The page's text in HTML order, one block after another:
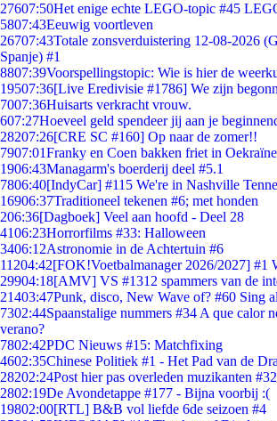
27607:50Het enige echte LEGO-topic #45
5807:43Eeuwig voortleven
26707:43Totale zonsverduistering 12-08-2026
Spanje) #1
8807:39Voorspellingstopic: Wie is hier de
19507:36[Live Eredivisie #1786] We zijn
7007:36Huisarts verkracht vrouw.
607:27Hoeveel geld spendeer jij aan je
28207:26[CRE SC #160] Op naar de zomer!!
7907:01Franky en Coen bakken friet in
1906:43Managarm's boerderij deel #5.1
7806:40[IndyCar] #115 We're in Nashville
16906:37Traditioneel tekenen #6; met honden
206:36[Dagboek] Veel aan hoofd - Deel 28
4106:23Horrorfilms #33: Halloween
3406:12Astronomie in de Achtertuin #6
11204:42[FOK!Voetbalmanager 2026/2027] #1
29904:18[AMV] VS #1312 spammers van de
21403:47Punk, disco, New Wave of? #60 Sing
7302:44Spaanstalige nummers #34 A que calor
verano?
7802:42PDC Nieuws #15: Matchfixing
4602:35Chinese Politiek #1 - Het Pad van de
28202:24Post hier pas overleden muzikanten #32
2802:19De Avondetappe #177 - Bijna voorbij :(
19802:00[RTL] B&B vol liefde 6de seizoen #4